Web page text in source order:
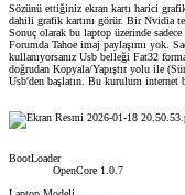
Sözünü ettiğiniz ekran kartı harici
dahili grafik kartını görür. Bir Nvidia
Sonuç olarak bu laptop üzerinde
Forumda Tahoe imaj paylaşımı yok.
kullanıyorsanız Usb belleği Fat32
doğrudan Kopyala/Yapıştır yolu ile
Usb'den başlatın. Bu kurulum internet
BootLoader
OpenCore 1.0.7